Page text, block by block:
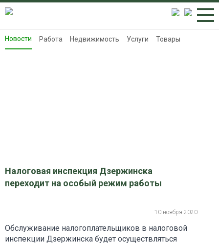
Новости
Новости Работа Недвижимость Услуги Товары
Налоговая инспекция Дзержинска
переходит на особый режим работы
10 ноября 2020
Обслуживание налогоплательщиков в налоговой
инспекции Дзержинска будет осуществляться